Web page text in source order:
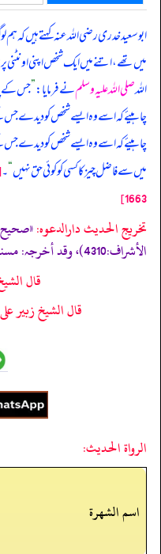
ابو سعید خدری رضی اللہ عنہ کہتے ہیں کہہم
میں تھے، اتنے میں ایک شخص اپنی اونٹنی پر
اللہصلی اللہ علیہ وسلمنے فرمایا:”جس کے
چاہیئے کہ اسے وہ ایسے شخص کو دیدے
چاہیئے کہ اسے وہ ایسے شخص کو دیدے جس
میں سے فاضل چیز کا کسی کو کوئی حق نہیں“۔
1663]
تخریج الحدیث دارالدعوہ:
الأشراف:4310)، وقد أخرجہ: مسند احمد (3/34) (صحیح)»
قال
قال الشيخ زبير
الرواة الحديث:
اسم الشهرة